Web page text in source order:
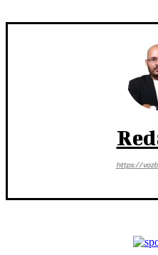
https://